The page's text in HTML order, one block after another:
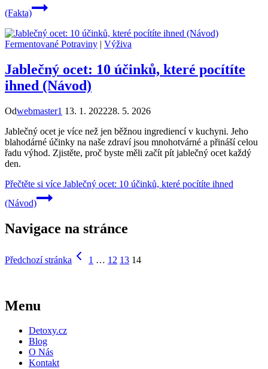
(Fakta)
Fermentované Potraviny | Výživa
Jablečný ocet: 10 účinků, které pocítíte
ihned (Návod)
Odwebmaster1 13. 1. 202228. 5. 2026
Jablečný ocet je více než jen běžnou ingrediencí v kuchyni. Jeho
blahodárné účinky na naše zdraví jsou mnohotvárné a přináší celou
řadu výhod. Zjistěte, proč byste měli začít pít jablečný ocet každý
den.
Přečtěte si více Jablečný ocet: 10 účinků, které pocítíte ihned
(Návod)
Navigace na stránce
Předchozí stránka 1 … 12 13 14
Menu
Detoxy.cz
Blog
O Nás
Kontakt